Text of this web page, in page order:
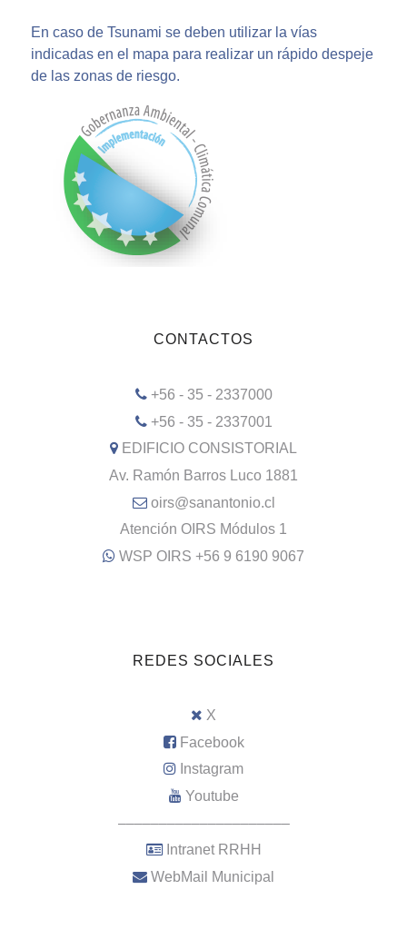
En caso de Tsunami se deben utilizar la vías
indicadas en el mapa para realizar un rápido despeje
de las zonas de riesgo.
CONTACTOS
+56 - 35 - 2337000
+56 - 35 - 2337001
EDIFICIO CONSISTORIAL
Av. Ramón Barros Luco 1881
oirs@sanantonio.cl
Atención OIRS Módulos 1
WSP OIRS +56 9 6190 9067
REDES SOCIALES
X
Facebook
Instagram
Youtube
–––––––––––––––––––––
Intranet RRHH
WebMail Municipal